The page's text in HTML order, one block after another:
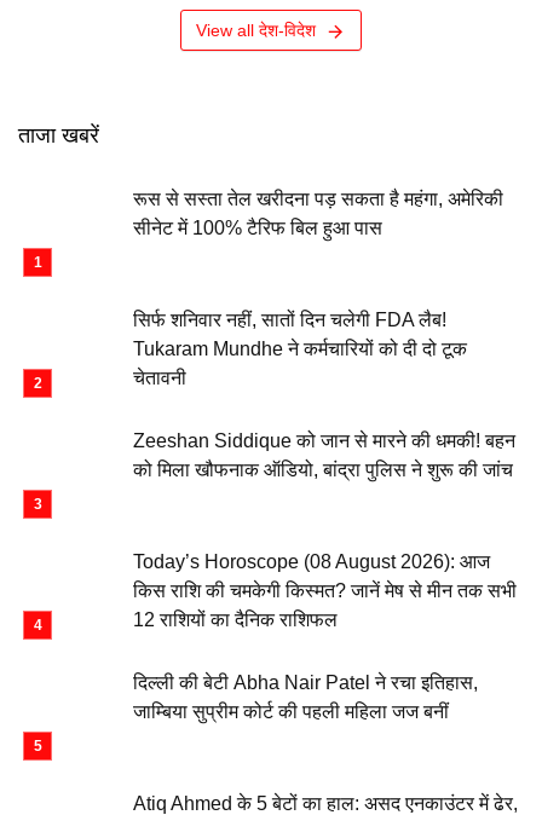
View all देश-विदेश
ताजा खबरें
रूस से सस्ता तेल खरीदना पड़ सकता है महंगा, अमेरिकी
सीनेट में 100% टैरिफ बिल हुआ पास
सिर्फ शनिवार नहीं, सातों दिन चलेगी FDA लैब!
Tukaram Mundhe ने कर्मचारियों को दी दो टूक
चेतावनी
Zeeshan Siddique को जान से मारने की धमकी! बहन
को मिला खौफनाक ऑडियो, बांद्रा पुलिस ने शुरू की जांच
Today’s Horoscope (08 August 2026): आज
किस राशि की चमकेगी किस्मत? जानें मेष से मीन तक सभी
12 राशियों का दैनिक राशिफल
दिल्ली की बेटी Abha Nair Patel ने रचा इतिहास,
जाम्बिया सुप्रीम कोर्ट की पहली महिला जज बनीं
Atiq Ahmed के 5 बेटों का हाल: असद एनकाउंटर में ढेर,